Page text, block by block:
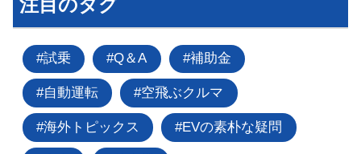
注目のタグ
試乗 Q＆A 補助金
自動運転 空飛ぶクルマ
海外トピックス EVの素朴な疑問